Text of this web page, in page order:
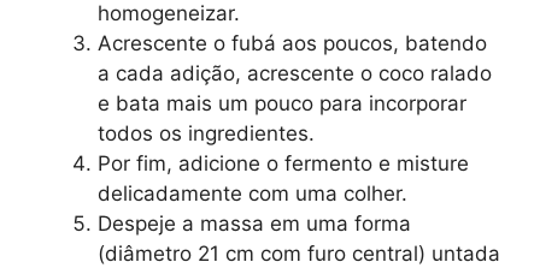
homogeneizar.
Acrescente o fubá aos poucos, batendo
a cada adição, acrescente o coco ralado
e bata mais um pouco para incorporar
todos os ingredientes.
Por fim, adicione o fermento e misture
delicadamente com uma colher.
Despeje a massa em uma forma
(diâmetro 21 cm com furo central) untada